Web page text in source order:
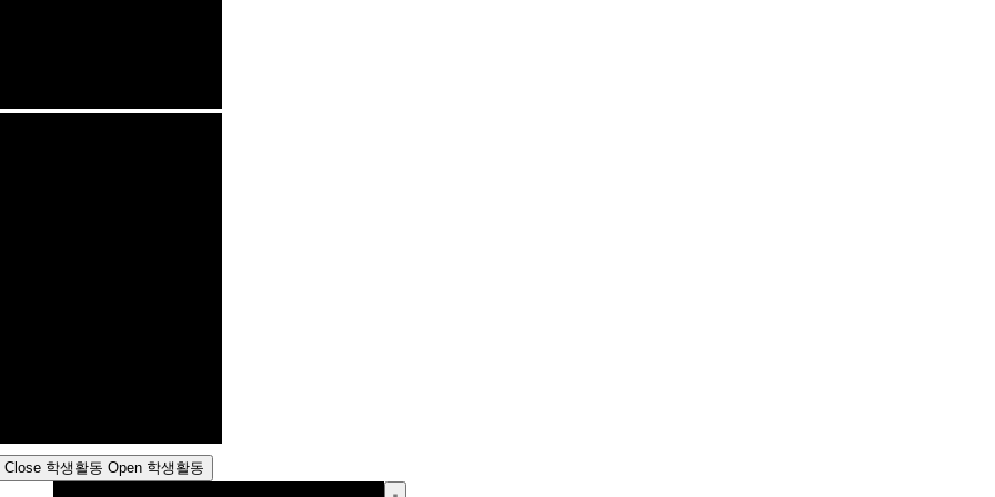
Close 학생활동 Open 학생활동